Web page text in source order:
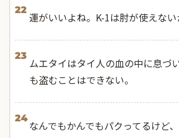
22
運がいいよね。K-1は肘が使えない
23
ムエタイはタイ人の血の中に息づ
も盗むことはできない。
24
なんでもかんでもパクってるけど